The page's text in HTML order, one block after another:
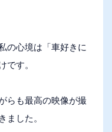
の心境は「車好きに
です。
らも最高の映像が撮
ました。